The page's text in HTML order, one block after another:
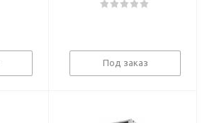
Под заказ